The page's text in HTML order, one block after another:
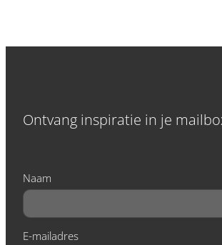
Ontvang inspiratie in je
Naam
E-mailadres